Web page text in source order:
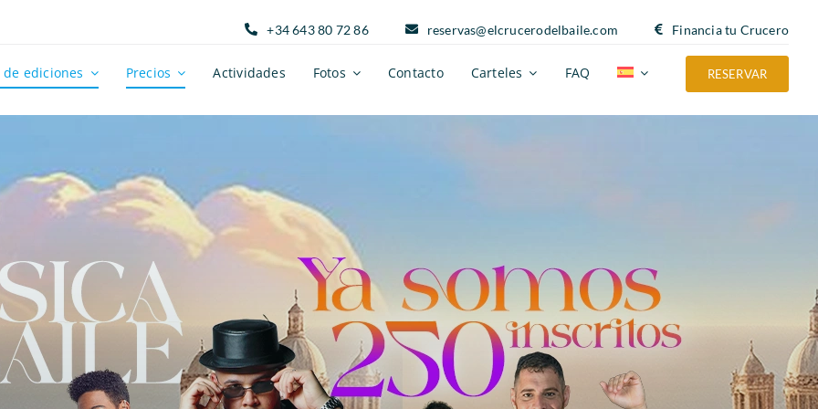
+34 643 80 72 86 reservas@elcrucerodelbaile.com Financia tu Crucero
ediciones Precios Actividades Fotos Contacto Carteles FAQ RESERVAR